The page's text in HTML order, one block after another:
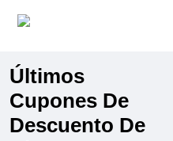
Últimos
Cupones De
Descuento De